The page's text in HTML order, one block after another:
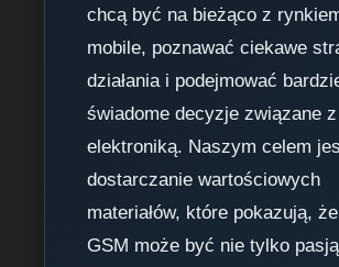
chcą być na bieżąco z
mobile, poznawać ciekawe
działania i podejmować
świadome decyzje związane z
elektroniką. Naszym celem
dostarczanie wartościowych
materiałów, które pokazują,
GSM może być nie tylko